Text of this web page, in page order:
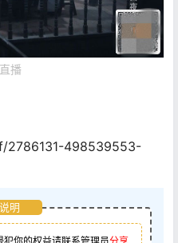
播
2786131-498539553-
明